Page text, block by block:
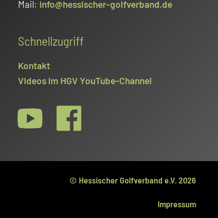
Mail: info@hessischer-golfverband.de
Schnellzugriff
Kontakt
Videos im HGV YouTube-Channel
© Hessischer Golfverband e.V. 2026
Impressum